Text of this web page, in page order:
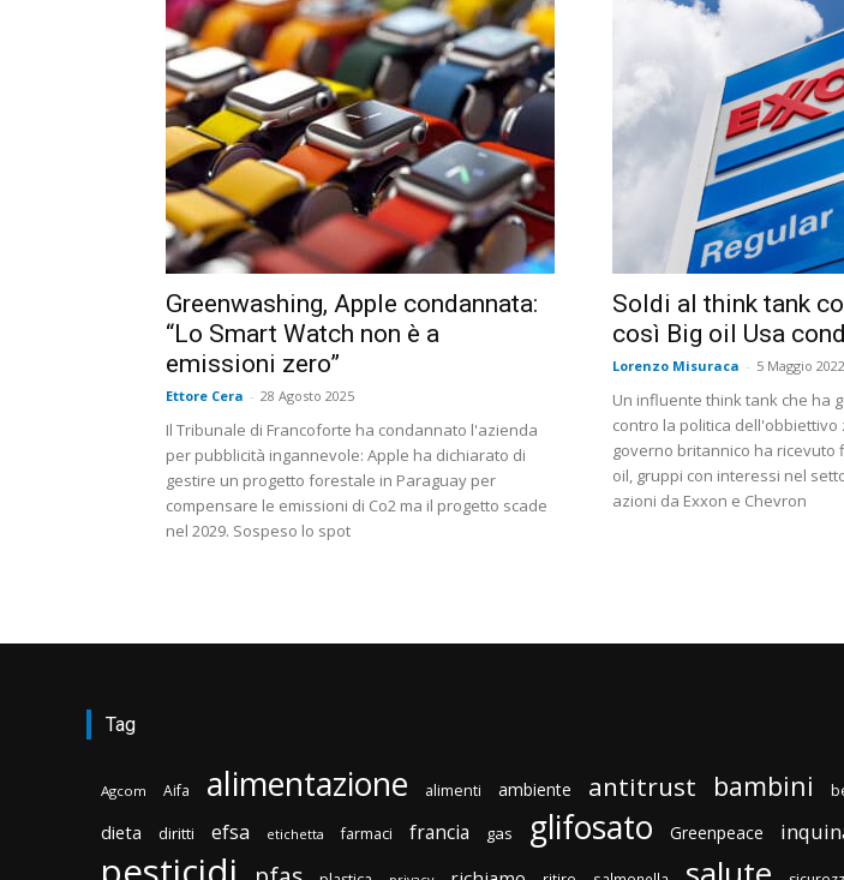
Greenwashing, Apple condannata:
“Lo Smart Watch non è a
emissioni zero”
Ettore Cera - 28 Agosto 2025
Il Tribunale di Francoforte ha condannato l'azienda
per pubblicità ingannevole: Apple ha dichiarato di
gestire un progetto forestale in Paraguay per
compensare le emissioni di Co2 ma il progetto scade
nel 2029. Sospeso lo spot
Soldi al think tank
così Big oil Usa
Lorenzo Misuraca - 5 Maggio 2022
Un influente think tank che ha
contro la politica dell'obbiettivo
governo britannico ha ricevuto
oil, gruppi con interessi nel
azioni da Exxon e Chevron
Tag
Agcom Aifa alimentazione alimenti ambiente antitrust bambini
dieta diritti efsa etichetta farmaci francia gas glifosato Greenpeace